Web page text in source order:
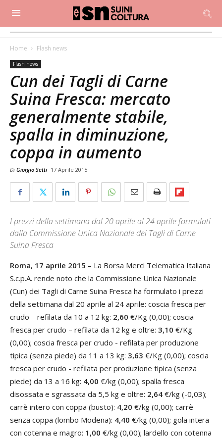
Home Flash news
Flash news
Cun dei Tagli di Carne
Suina Fresca: mercato
generalmente stabile,
spalla in diminuzione,
coppa in aumento
Di Giorgio Setti 17 Aprile 2015
I prezzi della settimana dal 20 aprile al 24 aprile formulati
dalla Commissione Unica Nazionale dei Tagli di Carne
Suina Fresca
Roma, 17 aprile 2015 – La Borsa Merci Telematica Italiana
S.c.p.A. rende noto che la Commissione Unica Nazionale
(Cun) dei Tagli di Carne Suina Fresca ha formulato i prezzi
della settimana dal 20 aprile al 24 aprile: coscia fresca per
crudo – refilata da 10 a 12 kg: 2,60 €/Kg (0,00); coscia
fresca per crudo – refilata da 12 kg e oltre: 3,10 €/Kg
(0,00); coscia fresca per crudo - refilata per produzione
tipica (senza piede) da 11 a 13 kg: 3,63 €/Kg (0,00); coscia
fresca per crudo - refilata per produzione tipica (senza
piede) da 13 a 16 kg: 4,00 €/kg (0,00); spalla fresca
disossata e sgrassata da 5,5 kg e oltre: 2,64 €/kg (-0,03);
carrè intero con coppa (busto): 4,20 €/kg (0,00); carrè
senza coppa (lombo Modena): 4,40 €/kg (0,00); gola intera
con cotenna e magro: 1,00 €/kg (0,00); lardello con cotenna